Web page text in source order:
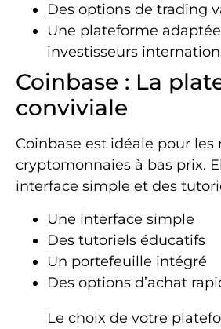
Des options de trading
Une plateforme
investisseurs
Coinbase : La
conviviale
Coinbase est idéale pour les
cryptomonnaies à bas prix.
interface simple et des
Une interface simple
Des tutoriels éducatifs
Un portefeuille intégré
Des options d’achat
Le choix de votre